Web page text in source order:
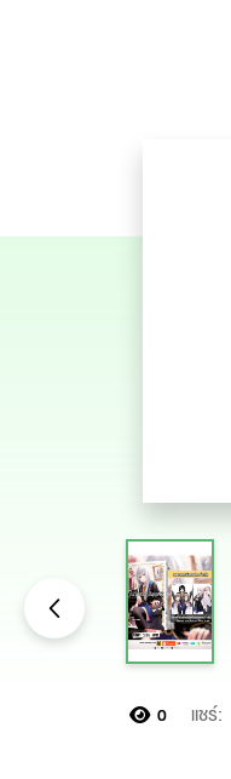
0 แชร์: